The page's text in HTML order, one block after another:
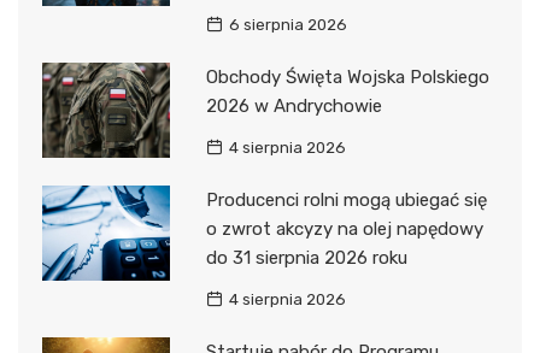
6 sierpnia 2026
Obchody Święta Wojska Polskiego
2026 w Andrychowie
4 sierpnia 2026
Producenci rolni mogą ubiegać się
o zwrot akcyzy na olej napędowy
do 31 sierpnia 2026 roku
4 sierpnia 2026